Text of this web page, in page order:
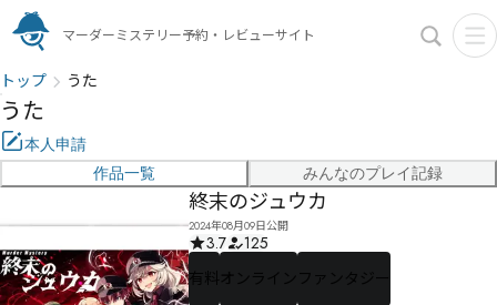
マーダーミステリー予約・レビューサイト
トップ うた
うた
本人申請
作品一覧
みんなのプレイ記録
終末のジュウカ
2024年08月09日公開
3.7
125
有料 オンライン ファンタジー